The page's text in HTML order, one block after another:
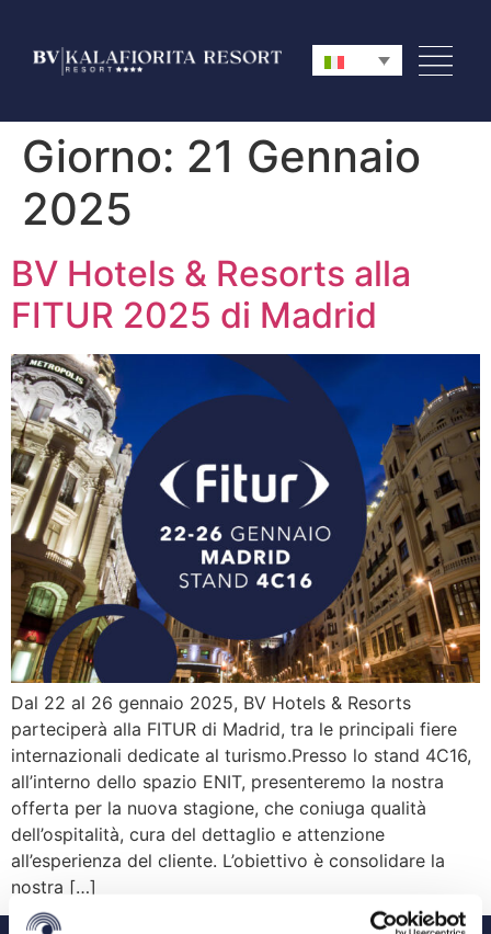
Giorno: 21 Gennaio
2025
BV Hotels & Resorts alla
FITUR 2025 di Madrid
Dal 22 al 26 gennaio 2025, BV Hotels & Resorts
parteciperà alla FITUR di Madrid, tra le principali fiere
internazionali dedicate al turismo.Presso lo stand 4C16,
all’interno dello spazio ENIT, presenteremo la nostra
offerta per la nuova stagione, che coniuga qualità
dell’ospitalità, cura del dettaglio e attenzione
all’esperienza del cliente. L’obiettivo è consolidare la
nostra […]